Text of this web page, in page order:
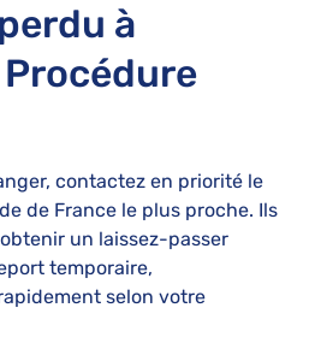
à
Procédure
contactez en priorité le
de France le plus proche. Ils
un laissez-passer
temporaire,
selon votre